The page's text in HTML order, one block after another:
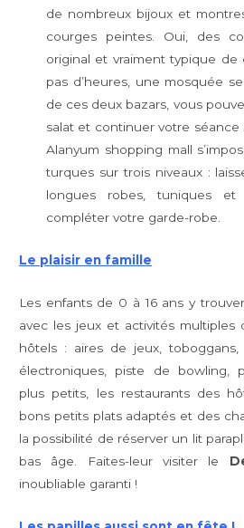
de nombreux bijoux et
courges peintes. Oui, des
original et vraiment typique
pas d’heures, une mosquée
de ces deux bazars, vous
salat et continuer votre séance
Alanyum shopping mall
turques sur trois niveaux :
longues robes, tuniques et
compléter votre garde-robe.
Le plaisir en famille
Les enfants de 0 à 16 ans y
avec les jeux et activités multiples
hôtels : aires de jeux, toboggans,
électroniques, piste de bowling,
plus petits, les restaurants des
bons petits plats adaptés et des
la possibilité de réserver un lit
bas âge. Faites-leur visiter le
inoubliable garanti !